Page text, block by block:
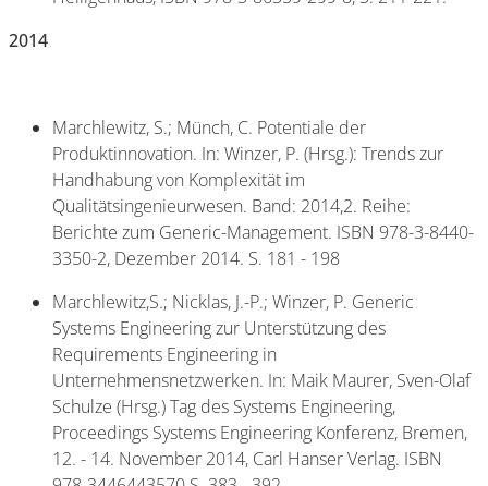
2014
Marchlewitz, S.; Münch, C. Potentiale der
Produktinnovation. In: Winzer, P. (Hrsg.): Trends zur
Handhabung von Komplexität im
Qualitätsingenieurwesen. Band: 2014,2. Reihe:
Berichte zum Generic-Management. ISBN 978-3-8440-
3350-2, Dezember 2014. S. 181 - 198
Marchlewitz,S.; Nicklas, J.-P.; Winzer, P. Generic
Systems Engineering zur Unterstützung des
Requirements Engineering in
Unternehmensnetzwerken. In: Maik Maurer, Sven-Olaf
Schulze (Hrsg.) Tag des Systems Engineering,
Proceedings Systems Engineering Konferenz, Bremen,
12. - 14. November 2014, Carl Hanser Verlag. ISBN